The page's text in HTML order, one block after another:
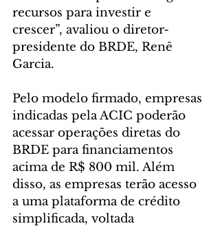
recursos para investir e
crescer”, avaliou o diretor-
presidente do BRDE, Renê
Garcia.
Pelo modelo firmado, empresas
indicadas pela ACIC poderão
acessar operações diretas do
BRDE para financiamentos
acima de R$ 800 mil. Além
disso, as empresas terão acesso
a uma plataforma de crédito
simplificada, voltada